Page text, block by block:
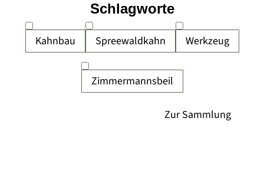
Kahnbau Spreewaldkahn Werkzeug
Zimmermannsbeil
Schlagworte